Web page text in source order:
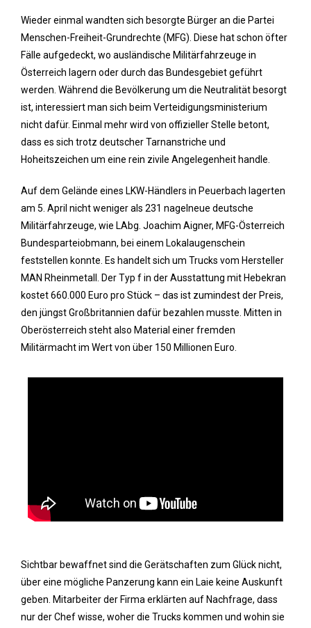
Wieder einmal wandten sich besorgte Bürger an die Partei
Menschen-Freiheit-Grundrechte (MFG). Diese hat schon öfter
Fälle aufgedeckt, wo ausländische Militärfahrzeuge in
Österreich lagern oder durch das Bundesgebiet geführt
werden. Während die Bevölkerung um die Neutralität besorgt
ist, interessiert man sich beim Verteidigungsministerium
nicht dafür. Einmal mehr wird von offizieller Stelle betont,
dass es sich trotz deutscher Tarnanstriche und
Hoheitszeichen um eine rein zivile Angelegenheit handle.
Auf dem Gelände eines LKW-Händlers in Peuerbach lagerten
am 5. April nicht weniger als 231 nagelneue deutsche
Militärfahrzeuge, wie LAbg. Joachim Aigner, MFG-Österreich
Bundesparteiobmann, bei einem Lokalaugenschein
feststellen konnte. Es handelt sich um Trucks vom Hersteller
MAN Rheinmetall. Der Typ f in der Ausstattung mit Hebekran
kostet 660.000 Euro pro Stück – das ist zumindest der Preis,
den jüngst Großbritannien dafür bezahlen musste. Mitten in
Oberösterreich steht also Material einer fremden
Militärmacht im Wert von über 150 Millionen Euro.
Sichtbar bewaffnet sind die Gerätschaften zum Glück nicht,
über eine mögliche Panzerung kann ein Laie keine Auskunft
geben. Mitarbeiter der Firma erklärten auf Nachfrage, dass
nur der Chef wisse, woher die Trucks kommen und wohin sie